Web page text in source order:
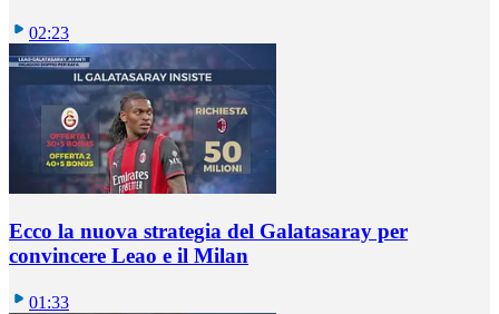
02:23
Ecco la nuova strategia del Galatasaray per
convincere Leao e il Milan
01:33